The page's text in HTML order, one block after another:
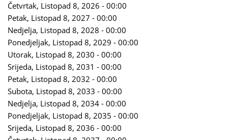
Četvrtak, Listopad 8, 2026 - 00:00
Petak, Listopad 8, 2027 - 00:00
Nedjelja, Listopad 8, 2028 - 00:00
Ponedjeljak, Listopad 8, 2029 - 00:00
Utorak, Listopad 8, 2030 - 00:00
Srijeda, Listopad 8, 2031 - 00:00
Petak, Listopad 8, 2032 - 00:00
Subota, Listopad 8, 2033 - 00:00
Nedjelja, Listopad 8, 2034 - 00:00
Ponedjeljak, Listopad 8, 2035 - 00:00
Srijeda, Listopad 8, 2036 - 00:00